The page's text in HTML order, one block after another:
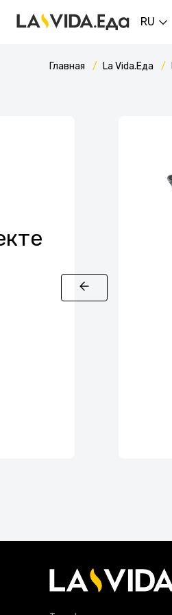
RU
Главная La Vida.Еда